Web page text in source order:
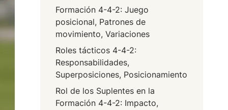
Formación 4-4-2: Juego
posicional, Patrones de
movimiento, Variaciones
Roles tácticos 4-4-2:
Responsabilidades,
Superposiciones, Posicionamiento
Rol de los Suplentes en la
Formación 4-4-2: Impacto,